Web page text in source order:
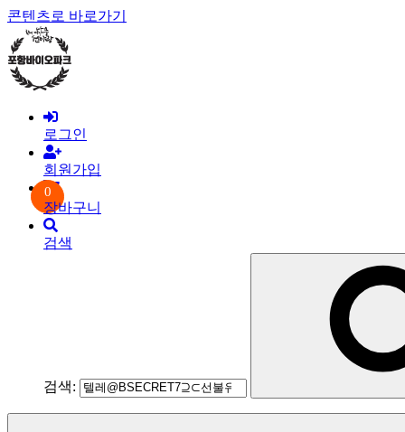
콘텐츠로 바로가기
로그인
회원가입
0
장바구니
검색
검색: